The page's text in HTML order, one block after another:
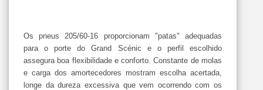
Os pneus 205/60-16 proporcionam "patas" adequadas
para o porte do Grand Scénic e o perfil escolhido
assegura boa flexibilidade e conforto. Constante de molas
e carga dos amortecedores mostram escolha acertada,
longe da dureza excessiva que vem ocorrendo com os